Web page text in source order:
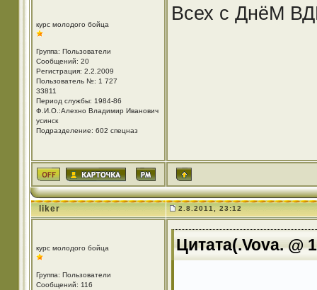
курс молодого бойца
Группа: Пользователи
Сообщений: 20
Регистрация: 2.2.2009
Пользователь №: 1 727
33811
Период службы: 1984-86
Ф.И.О.:Алехно Владимир Иванович
усинск
Подразделение: 602 спецназ
Всех с ДнёМ
liker 2.8.2011, 23:12
курс молодого бойца
Группа: Пользователи
Сообщений: 116
Цитата(.Vova. @